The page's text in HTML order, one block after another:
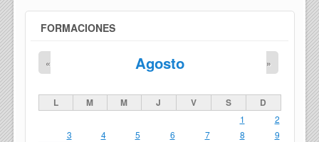
FORMACIONES
Agosto
« »
L M M J V S D
1
2
3
4 5 6 7 8
9